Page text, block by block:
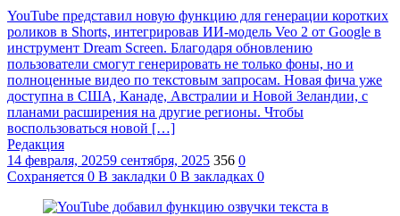
YouTube представил новую функцию для генерации коротких
роликов в Shorts, интегрировав ИИ-модель Veo 2 от Google в
инструмент Dream Screen. Благодаря обновлению
пользователи смогут генерировать не только фоны, но и
полноценные видео по текстовым запросам. Новая фича уже
доступна в США, Канаде, Австралии и Новой Зеландии, с
планами расширения на другие регионы. Чтобы
воспользоваться новой […]
Редакция
14 февраля, 20259 сентября, 2025 356 0
Сохраняется 0 В закладки 0 В закладках 0